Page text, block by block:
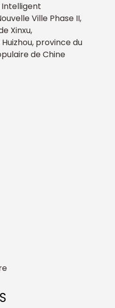
Intelligent
Ville Phase II,
Xinxu,
province du
de Chine